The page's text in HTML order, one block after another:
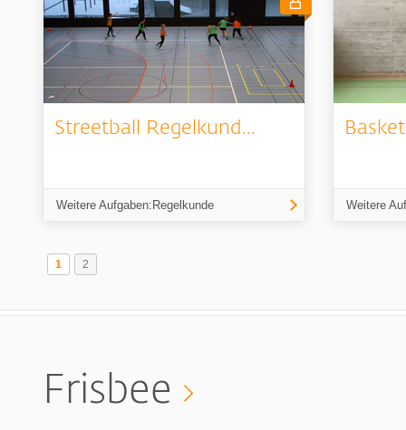
Streetball Regelkund...
Weitere Aufgaben:Regelkunde Weitere
1 2
Frisbee